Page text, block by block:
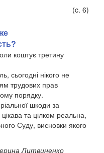
(c. 6)
коштує третину
сьогодні нікого не
трудових прав
порядку.
шкоди за
та цілком реальна,
Суду, висновки якого
Литвиненко